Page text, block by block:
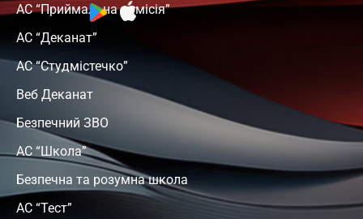
АС “Приймальна комісія”
АС “Деканат”
АС “Студмістечко”
Веб Деканат
Безпечний ЗВО
АС “Школа”
Безпечна та розумна школа
АС “Тест”